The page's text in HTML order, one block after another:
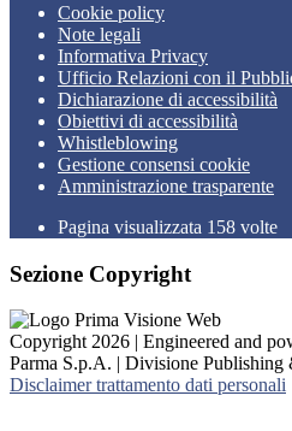
Cookie policy
Note legali
Informativa Privacy
Ufficio Relazioni con il
Dichiarazione di accessibilità
Obiettivi di accessibilità
Whistleblowing
Gestione consensi cookie
Amministrazione trasparente
Pagina visualizzata 158 volte
Sezione Copyright
Copyright 2026 | Engineered and
Parma S.p.A. | Divisione
Disclaimer trattamento dati personali